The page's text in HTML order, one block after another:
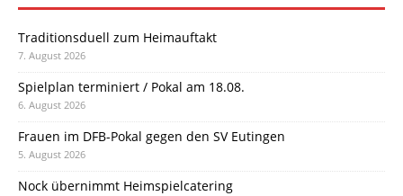
Traditionsduell zum Heimauftakt
7. August 2026
Spielplan terminiert / Pokal am 18.08.
6. August 2026
Frauen im DFB-Pokal gegen den SV Eutingen
5. August 2026
Nock übernimmt Heimspielcatering